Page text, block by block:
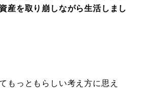
資産を取り崩しながら生活しまし
もっともらしい考え方に思え